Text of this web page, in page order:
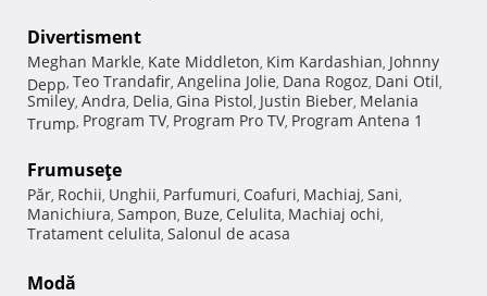
Divertisment
Meghan Markle, Kate Middleton, Kim Kardashian, Johnny
Depp, Teo Trandafir, Angelina Jolie, Dana Rogoz, Dani Otil,
Smiley, Andra, Delia, Gina Pistol, Justin Bieber, Melania
Trump, Program TV, Program Pro TV, Program Antena 1
Frumuseţe
Păr, Rochii, Unghii, Parfumuri, Coafuri, Machiaj, Sani,
Manichiura, Sampon, Buze, Celulita, Machiaj ochi,
Tratament celulita, Salonul de acasa
Modă